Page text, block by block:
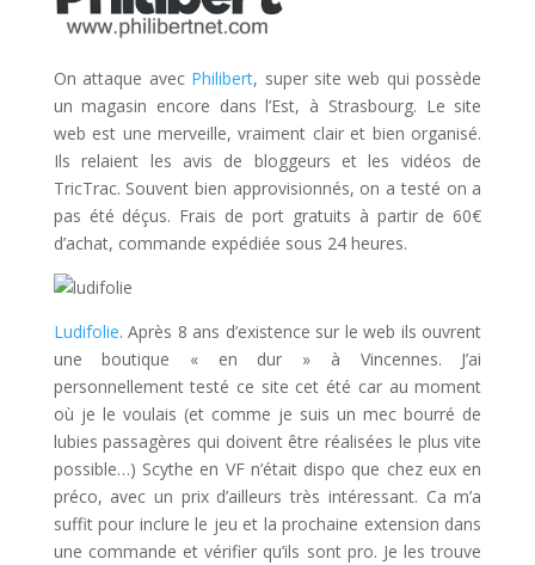
On attaque avec Philibert, super site web qui possède
un magasin encore dans l’Est, à Strasbourg. Le site
web est une merveille, vraiment clair et bien organisé.
Ils relaient les avis de bloggeurs et les vidéos de
TricTrac. Souvent bien approvisionnés, on a testé on a
pas été déçus. Frais de port gratuits à partir de 60€
d’achat, commande expédiée sous 24 heures.
Ludifolie. Après 8 ans d’existence sur le web ils ouvrent
une boutique « en dur » à Vincennes. J’ai
personnellement testé ce site cet été car au moment
où je le voulais (et comme je suis un mec bourré de
lubies passagères qui doivent être réalisées le plus vite
possible…) Scythe en VF n’était dispo que chez eux en
préco, avec un prix d’ailleurs très intéressant. Ca m’a
suffit pour inclure le jeu et la prochaine extension dans
une commande et vérifier qu’ils sont pro. Je les trouve